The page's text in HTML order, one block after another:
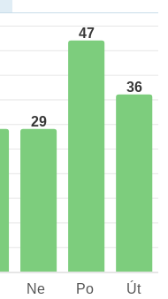
29
47
36
Ne Po Út